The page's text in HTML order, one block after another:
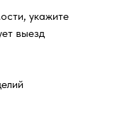
укажите
выезд